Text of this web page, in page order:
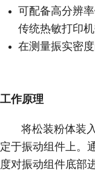
可配备高分辨
传统热敏打印
在测量振实密
工作原理
将松装粉体装入
定于振动组件上。
度对振动组件底部